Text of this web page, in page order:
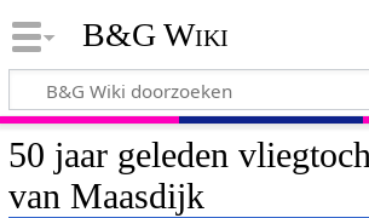
B&G Wiki
50 jaar geleden
van Maasdijk